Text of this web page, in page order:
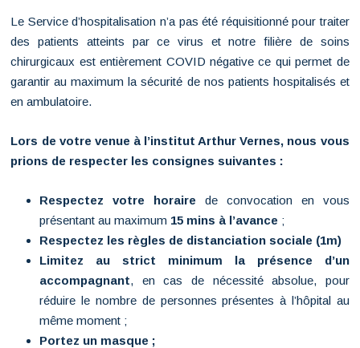
Le Service d’hospitalisation n’a pas été réquisitionné pour traiter
des patients atteints par ce virus et notre filière de soins
chirurgicaux est entièrement COVID négative ce qui permet de
garantir au maximum la sécurité de nos patients hospitalisés et
en ambulatoire.
Lors de votre venue à l’institut Arthur Vernes, nous vous
prions de respecter les consignes suivantes :
Respectez votre horaire de convocation en vous
présentant au maximum 15 mins à l’avance ;
Respectez les règles de distanciation sociale (1m)
Limitez au strict minimum la présence d’un
accompagnant, en cas de nécessité absolue, pour
réduire le nombre de personnes présentes à l’hôpital au
même moment ;
Portez un masque ;